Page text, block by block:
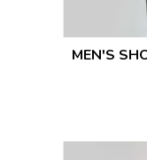
MEN'S